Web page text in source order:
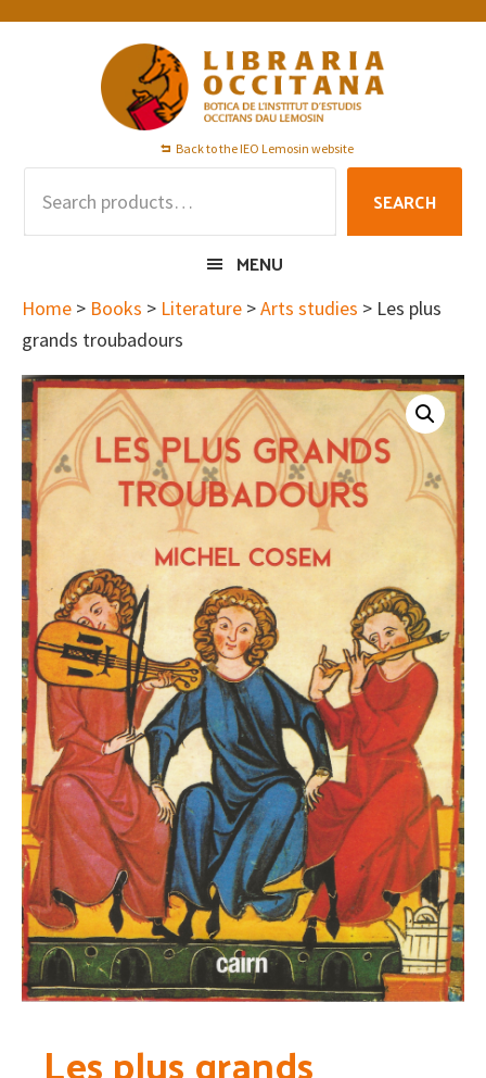
Skip
Skip
Skip
Back to the IEO Lemosin website
SEARCH
MENU
Home > Books > Literature >Arts studies > Les plus
grands troubadours